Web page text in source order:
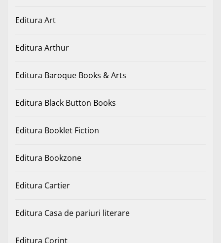
Editura Art
Editura Arthur
Editura Baroque Books & Arts
Editura Black Button Books
Editura Booklet Fiction
Editura Bookzone
Editura Cartier
Editura Casa de pariuri literare
Editura Corint